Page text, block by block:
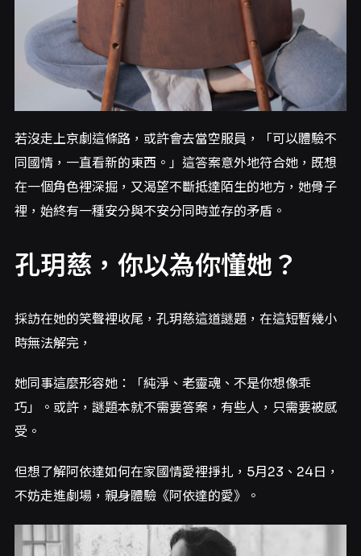
若沒走上京劇這條路，或許會去當空服員，「可以體驗不
同國情，一直看新的東西。」這答案意外地符合她，既想
在一個角色裡深掘，又渴望不斷抵達陌生的地方，她骨子
裡，始終有一種安分與不安分同時並存的矛盾。
孔玥慈，你以為你懂她？
採訪在她的笑聲裡收尾，孔玥慈這道謎題，在這短暫幾小
時無法解完，
她同事這麼形容她：「純淨、老靈魂、不是你想像乖
巧」。或許，謎題本就不需要答案，有些人，只需要被感
受。
但想了解阿依達如何在家國情愛裡掙扎，5月23、24日，
不妨走進劇場，親身體驗《阿依達的愛》。